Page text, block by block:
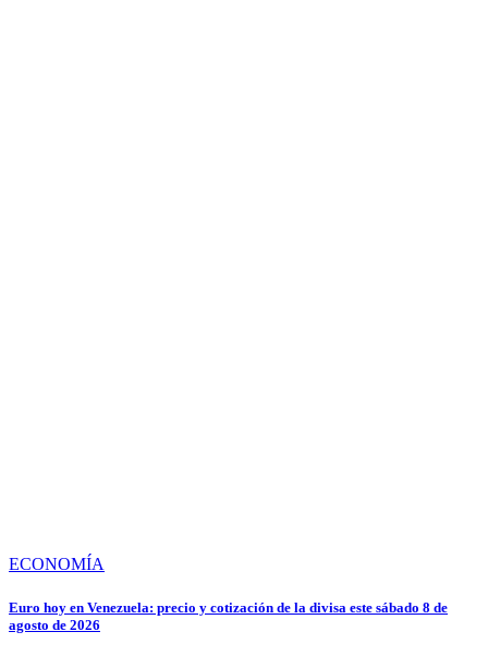
ECONOMÍA
Euro hoy en Venezuela: precio y cotización de la divisa este sábado 8 de
agosto de 2026